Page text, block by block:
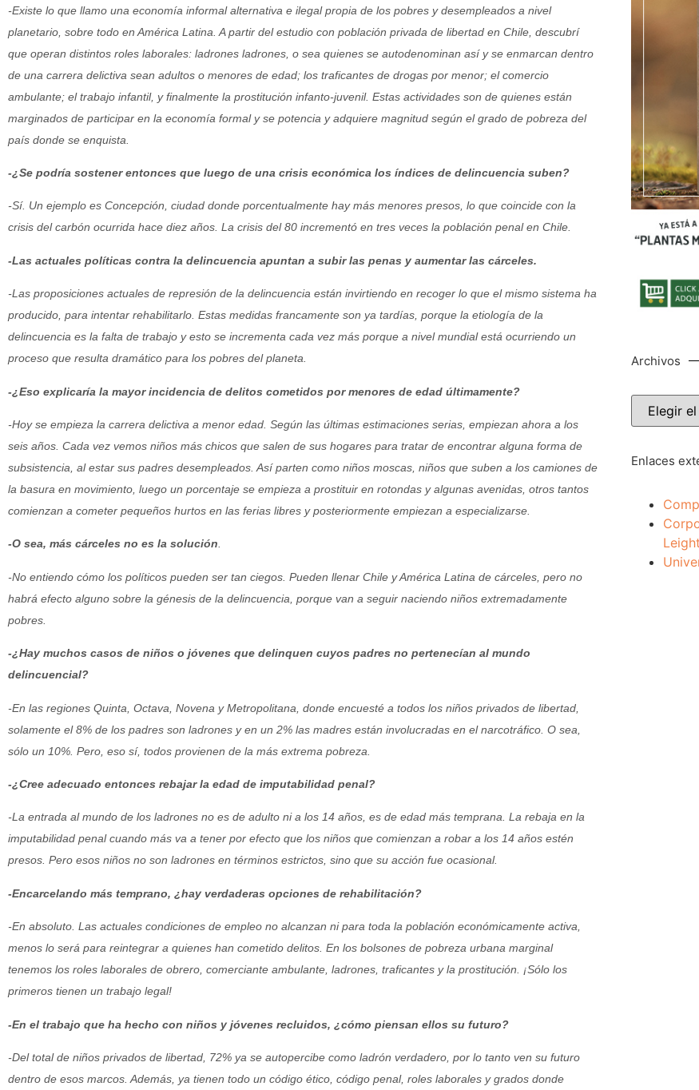
-Existe lo que llamo una economía informal alternativa e ilegal propia de los pobres y desempleados a nivel
planetario, sobre todo en América Latina. A partir del estudio con población privada de libertad en Chile, descubrí
que operan distintos roles laborales: ladrones ladrones, o sea quienes se autodenominan así y se enmarcan dentro
de una carrera delictiva sean adultos o menores de edad; los traficantes de drogas por menor; el comercio
ambulante; el trabajo infantil, y finalmente la prostitución infanto-juvenil. Estas actividades son de quienes están
marginados de participar en la economía formal y se potencia y adquiere magnitud según el grado de pobreza del
país donde se enquista.
-¿Se podría sostener entonces que luego de una crisis económica los índices de delincuencia suben?
-Sí. Un ejemplo es Concepción, ciudad donde porcentualmente hay más menores presos, lo que coincide con la
crisis del carbón ocurrida hace diez años. La crisis del 80 incrementó en tres veces la población penal en Chile.
-Las actuales políticas contra la delincuencia apuntan a subir las penas y aumentar las cárceles.
-Las proposiciones actuales de represión de la delincuencia están invirtiendo en recoger lo que el mismo sistema ha
producido, para intentar rehabilitarlo. Estas medidas francamente son ya tardías, porque la etiología de la
delincuencia es la falta de trabajo y esto se incrementa cada vez más porque a nivel mundial está ocurriendo un
proceso que resulta dramático para los pobres del planeta.
-¿Eso explicaría la mayor incidencia de delitos cometidos por menores de edad últimamente?
-Hoy se empieza la carrera delictiva a menor edad. Según las últimas estimaciones serias, empiezan ahora a los
seis años. Cada vez vemos niños más chicos que salen de sus hogares para tratar de encontrar alguna forma de
subsistencia, al estar sus padres desempleados. Así parten como niños moscas, niños que suben a los camiones de
la basura en movimiento, luego un porcentaje se empieza a prostituir en rotondas y algunas avenidas, otros tantos
comienzan a cometer pequeños hurtos en las ferias libres y posteriormente empiezan a especializarse.
-O sea, más cárceles no es la solución.
-No entiendo cómo los políticos pueden ser tan ciegos. Pueden llenar Chile y América Latina de cárceles, pero no
habrá efecto alguno sobre la génesis de la delincuencia, porque van a seguir naciendo niños extremadamente
pobres.
-¿Hay muchos casos de niños o jóvenes que delinquen cuyos padres no pertenecían al mundo
delincuencial?
-En las regiones Quinta, Octava, Novena y Metropolitana, donde encuesté a todos los niños privados de libertad,
solamente el 8% de los padres son ladrones y en un 2% las madres están involucradas en el narcotráfico. O sea,
sólo un 10%. Pero, eso sí, todos provienen de la más extrema pobreza.
-¿Cree adecuado entonces rebajar la edad de imputabilidad penal?
-La entrada al mundo de los ladrones no es de adulto ni a los 14 años, es de edad más temprana. La rebaja en la
imputabilidad penal cuando más va a tener por efecto que los niños que comienzan a robar a los 14 años estén
presos. Pero esos niños no son ladrones en términos estrictos, sino que su acción fue ocasional.
-Encarcelando más temprano, ¿hay verdaderas opciones de rehabilitación?
-En absoluto. Las actuales condiciones de empleo no alcanzan ni para toda la población económicamente activa,
menos lo será para reintegrar a quienes han cometido delitos. En los bolsones de pobreza urbana marginal
tenemos los roles laborales de obrero, comerciante ambulante, ladrones, traficantes y la prostitución. ¡Sólo los
primeros tienen un trabajo legal!
-En el trabajo que ha hecho con niños y jóvenes recluidos, ¿cómo piensan ellos su futuro?
-Del total de niños privados de libertad, 72% ya se autopercibe como ladrón verdadero, por lo tanto ven su futuro
dentro de esos marcos. Además, ya tienen todo un código ético, código penal, roles laborales y grados donde
Archivos
Enlaces